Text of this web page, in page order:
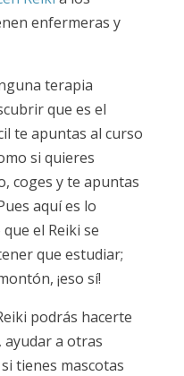
enfermeras y
terapia
que es el
te apuntas al curso
si quieres
coges y te apuntas
aquí es lo
el Reiki se
que estudiar;
¡eso sí!
podrás hacerte
a otras
tienes mascotas